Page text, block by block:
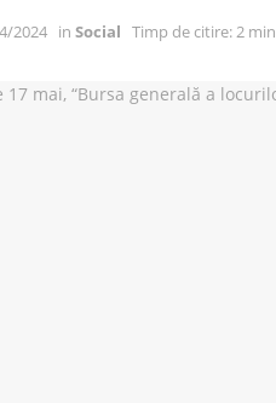
2024 in Social Timp de citire: 2